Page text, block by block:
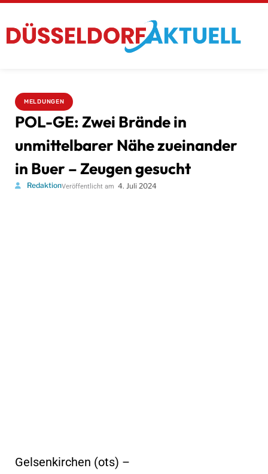
MELDUNGEN
POL-GE: Zwei Brände in
unmittelbarer Nähe zueinander
in Buer – Zeugen gesucht
RedaktionVeröffentlicht am 4. Juli 2024
Gelsenkirchen (ots) –